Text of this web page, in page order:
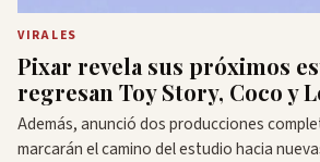
VIRALES
Pixar revela sus próximos
regresan Toy Story, Coco y
Además, anunció dos producciones
marcarán el camino del estudio hacia